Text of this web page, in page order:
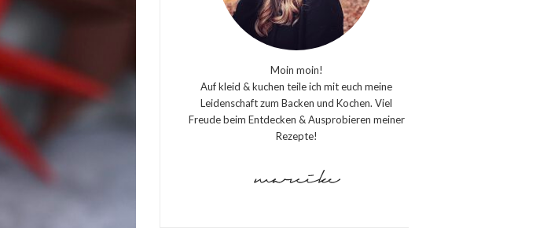
Moin moin!
Auf kleid & kuchen teile ich mit euch meine
Leidenschaft zum Backen und Kochen. Viel
Freude beim Entdecken & Ausprobieren meiner
Rezepte!